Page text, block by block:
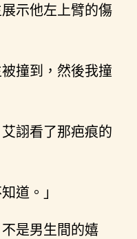
展示他左上臂的傷
被撞到，然後我撞
艾詡看了那疤痕的
道。」
不是男生間的嬉